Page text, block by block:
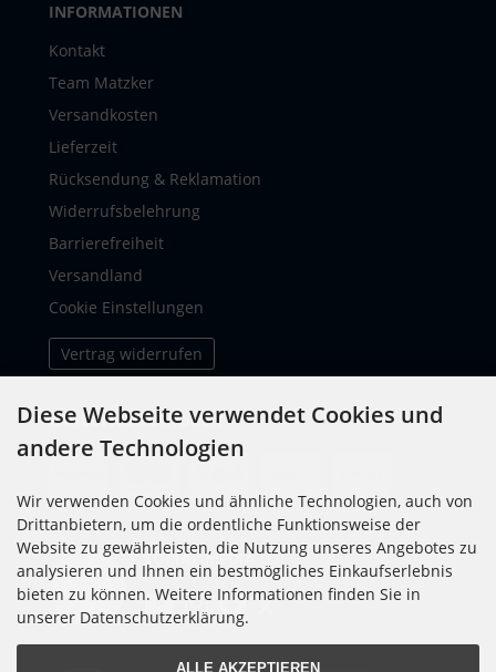
INFORMATIONEN
Kontakt
Team Matzker
Versandkosten
Lieferzeit
Rücksendung & Reklamation
Widerrufsbelehrung
Barrierefreiheit
Versandland
Cookie Einstellungen
Vertrag widerrufen
ZAHLUNGSMETHODEN
SOCIAL MEDIA
Diese Webseite verwendet Cookies und
andere Technologien
Wir verwenden Cookies und ähnliche Technologien, auch von
Drittanbietern, um die ordentliche Funktionsweise der
Website zu gewährleisten, die Nutzung unseres Angebotes zu
analysieren und Ihnen ein bestmögliches Einkaufserlebnis
bieten zu können. Weitere Informationen finden Sie in
unserer Datenschutzerklärung.
ALLE AKZEPTIEREN